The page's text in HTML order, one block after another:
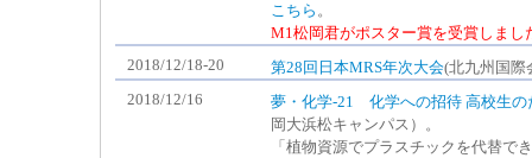
こちら 。
M1松岡君がポスター賞を受賞しまし
2018/12/18-20
第28回日本MRS年次大会(北九州国
2018/12/16
夢・化学-21 化学への招待 高校生
岡大浜松キャンパス）。
「植物資源でプラスチックを代替